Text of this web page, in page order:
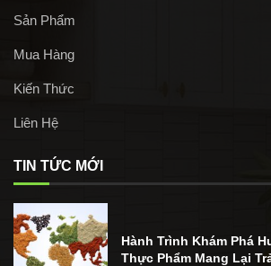
Sản Phẩm
Mua Hàng
Kiến Thức
Liên Hệ
TIN TỨC MỚI
Hành Trình Khám Phá
Thực Phẩm Mang Lại